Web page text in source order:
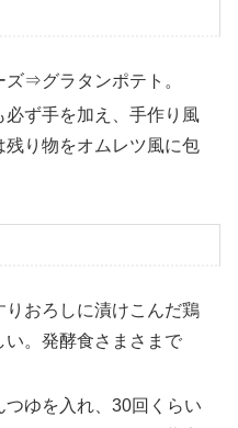
⇒グラタンポテト。
ず手を加え、手作り風
り物をオムレツ風に包
おろしに漬けこんだ鶏
い。発酵食さまさまで
ゆを入れ、30回くらい